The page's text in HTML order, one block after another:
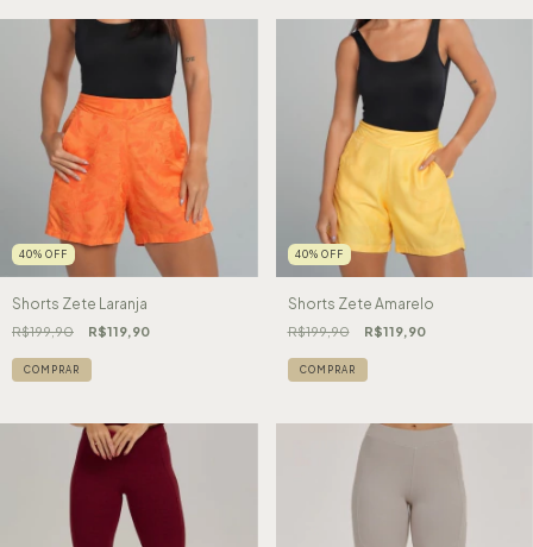
40% OFF
Shorts Zete Laranja
R$199,90 R$119,90
COMPRAR
40% OFF
Shorts Zete Amarelo
R$199,90 R$119,90
COMPRAR